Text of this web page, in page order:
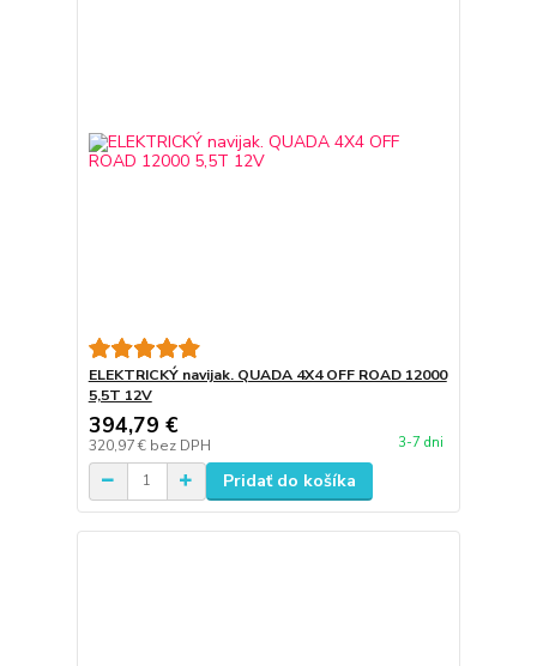
ELEKTRICKÝ navijak. QUADA 4X4 OFF ROAD 12000
5,5T 12V
394,79 €
320,97 € bez DPH 3-7 dni
Pridať do košíka